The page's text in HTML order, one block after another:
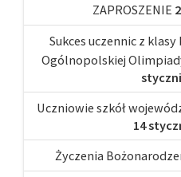
ZAPROSZENIE
Sukces uczennic z
Ogólnopolskiej
Uczniowie szkół
14
Życzenia